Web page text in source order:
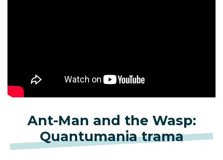
Ant-Man and the Wasp:
Quantumania trama